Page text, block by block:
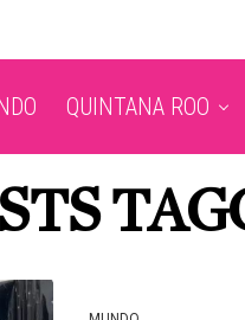
QUINTANA ROO